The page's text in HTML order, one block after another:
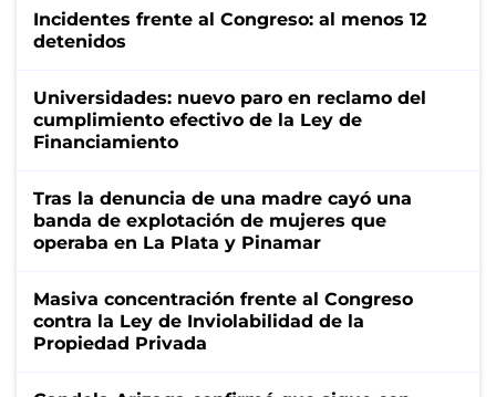
Incidentes frente al Congreso: al menos 12
detenidos
Universidades: nuevo paro en reclamo del
cumplimiento efectivo de la Ley de
Financiamiento
Tras la denuncia de una madre cayó una
banda de explotación de mujeres que
operaba en La Plata y Pinamar
Masiva concentración frente al Congreso
contra la Ley de Inviolabilidad de la
Propiedad Privada